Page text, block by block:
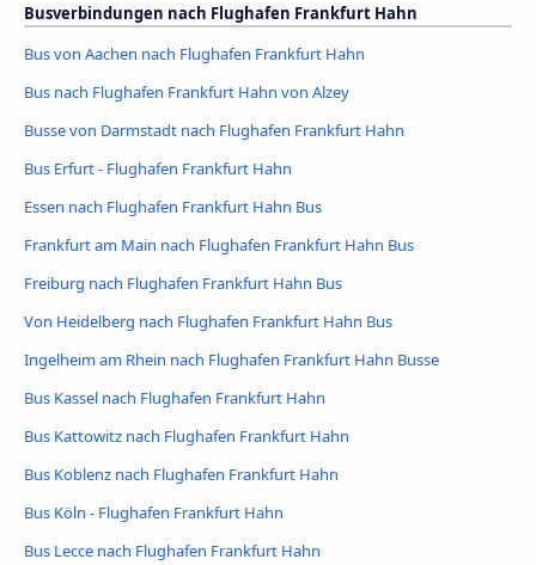
Busverbindungen nach Flughafen Frankfurt Hahn
Bus von Aachen nach Flughafen Frankfurt Hahn
Bus nach Flughafen Frankfurt Hahn von Alzey
Busse von Darmstadt nach Flughafen Frankfurt Hahn
Bus Erfurt - Flughafen Frankfurt Hahn
Essen nach Flughafen Frankfurt Hahn Bus
Frankfurt am Main nach Flughafen Frankfurt Hahn Bus
Freiburg nach Flughafen Frankfurt Hahn Bus
Von Heidelberg nach Flughafen Frankfurt Hahn Bus
Ingelheim am Rhein nach Flughafen Frankfurt Hahn Busse
Bus Kassel nach Flughafen Frankfurt Hahn
Bus Kattowitz nach Flughafen Frankfurt Hahn
Bus Koblenz nach Flughafen Frankfurt Hahn
Bus Köln - Flughafen Frankfurt Hahn
Bus Lecce nach Flughafen Frankfurt Hahn